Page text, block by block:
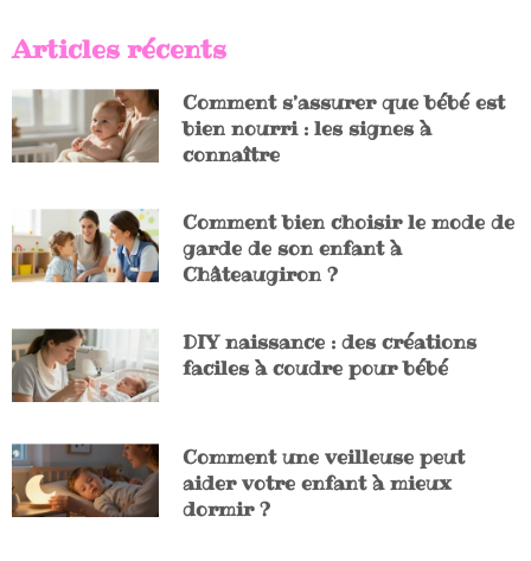
Articles récents
Comment s’assurer que bébé est
bien nourri : les signes à
connaître
Comment bien choisir le mode de
garde de son enfant à
Châteaugiron ?
DIY naissance : des créations
faciles à coudre pour bébé
Comment une veilleuse peut
aider votre enfant à mieux
dormir ?